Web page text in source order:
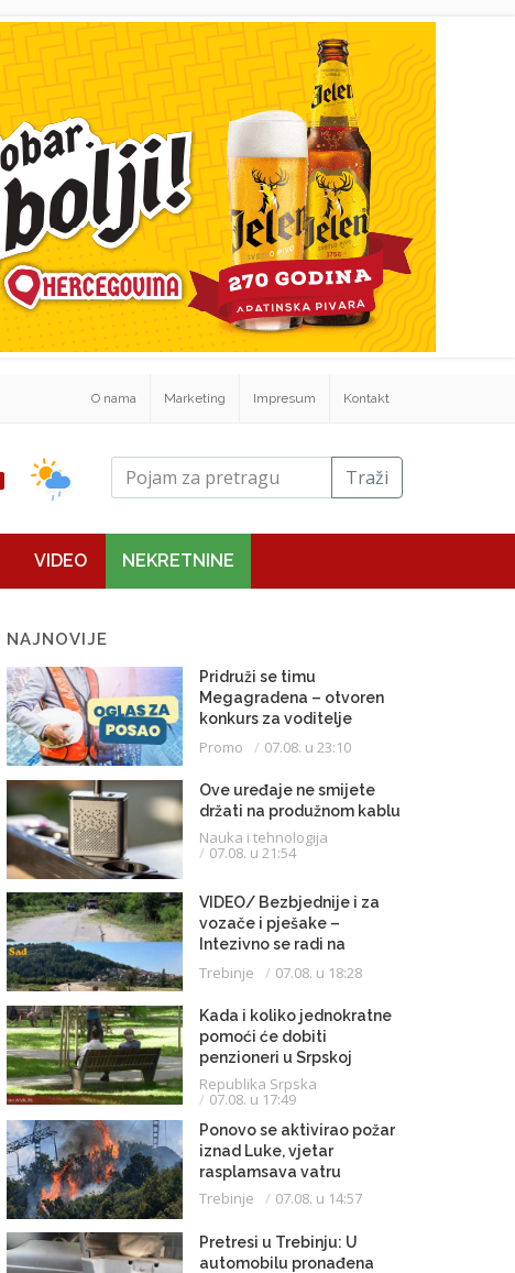
O nama Marketing Impresum Kontakt
Traži
VIDEO NEKRETNINE
NAJNOVIJE
Pridruži se timu
Megagradena – otvoren
konkurs za voditelje
gradilišta
Promo 07.08. u 23:10
Ove uređaje ne smijete
držati na produžnom kablu
Nauka i tehnologija
07.08. u 21:54
VIDEO/ Bezbjednije i za
vozače i pješake –
Intezivno se radi na
proširenju saobraćajnice
Trebinje 07.08. u 18:28
Kada i koliko jednokratne
pomoći će dobiti
penzioneri u Srpskoj
Republika Srpska
07.08. u 17:49
Ponovo se aktivirao požar
iznad Luke, vjetar
rasplamsava vatru
Trebinje 07.08. u 14:57
Pretresi u Trebinju: U
automobilu pronađena